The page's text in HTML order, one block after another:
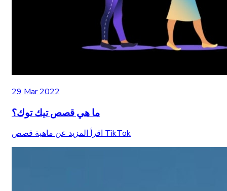
29 Mar 2022
ما هي قصص تيك توك؟
اقرأ المزيد عن ماهية قصص TikTok